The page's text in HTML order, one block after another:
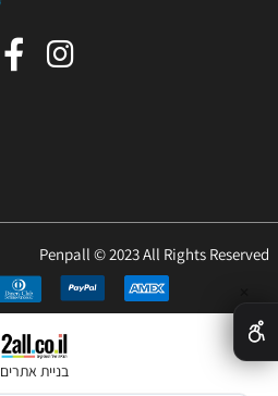
Penpall © 2023 All Rights Reserved
בניית אתרים